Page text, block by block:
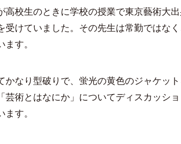
高校生のときに学校の授業で東京藝術大
受けていました。その先生は常勤ではな
ます。
かなり型破りで、蛍光の黄色のジャケッ
術とはなにか」についてディスカッシ
ます。